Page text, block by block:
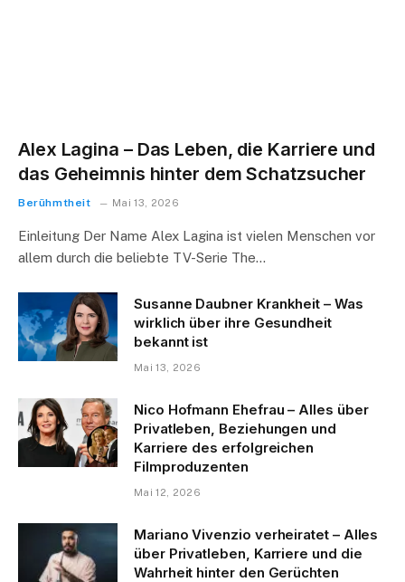
Alex Lagina – Das Leben, die Karriere und
das Geheimnis hinter dem Schatzsucher
Berühmtheit Mai 13, 2026
Einleitung Der Name Alex Lagina ist vielen Menschen vor
allem durch die beliebte TV-Serie The…
Susanne Daubner Krankheit – Was
wirklich über ihre Gesundheit
bekannt ist
Mai 13, 2026
Nico Hofmann Ehefrau – Alles über
Privatleben, Beziehungen und
Karriere des erfolgreichen
Filmproduzenten
Mai 12, 2026
Mariano Vivenzio verheiratet – Alles
über Privatleben, Karriere und die
Wahrheit hinter den Gerüchten